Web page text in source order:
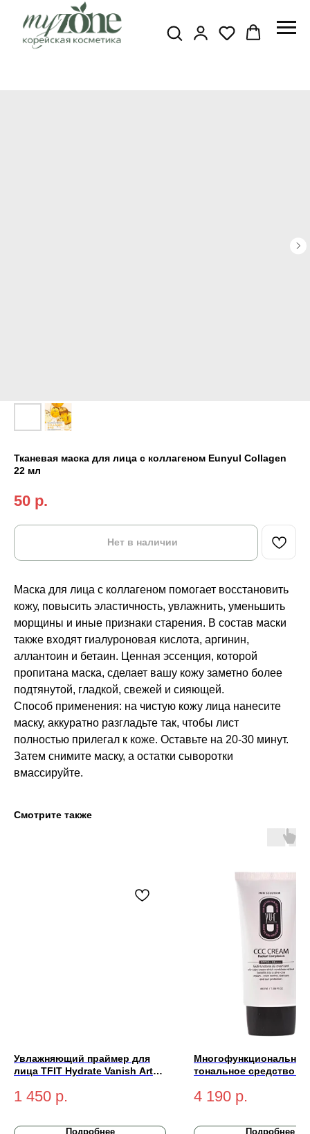
Тканевая маска для лица с коллагеном Eunyul Collagen
22 мл
50 р.
Нет в наличии
Маска для лица с коллагеном помогает восстановить
кожу, повысить эластичность, увлажнить, уменьшить
морщины и иные признаки старения. В состав маски
также входят гиалуроновая кислота, аргинин,
аллантоин и бетаин. Ценная эссенция, которой
пропитана маска, сделает вашу кожу заметно более
подтянутой, гладкой, свежей и сияющей.
Способ применения: на чистую кожу лица нанесите
маску, аккуратно разгладьте так, чтобы лист
полностью прилегал к коже. Оставьте на 20-30 минут.
Затем снимите маску, а остатки сыворотки
вмассируйте.
Смотрите также
Увлажняющий праймер для
лица TFIT Hydrate Vanish Art
1 450 р.
Подробнее
Многофункциональное
тональное средство
SPF50+ PA+++ (light-
4 190 р.
Подробнее